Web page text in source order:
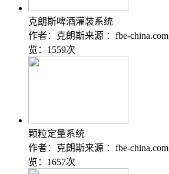
克朗斯啤酒灌装系统
作者：克朗斯来源 ：fbe-china.com
览：1559次
颗粒定量系统
作者：克朗斯来源 ：fbe-china.com
览：1657次